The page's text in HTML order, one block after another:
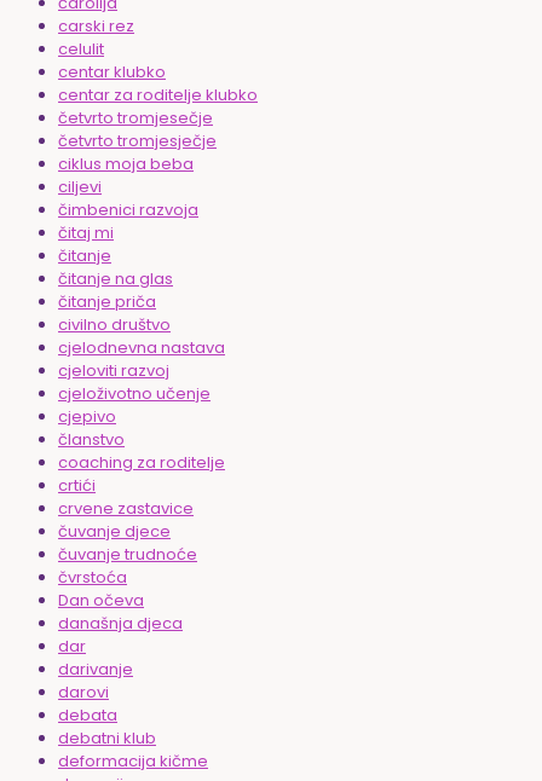
carski rez
celulit
centar klubko
centar za roditelje klubko
četvrto tromjesečje
četvrto tromjesječje
ciklus moja beba
ciljevi
čimbenici razvoja
čitaj mi
čitanje
čitanje na glas
čitanje priča
civilno društvo
cjelodnevna nastava
cjeloviti razvoj
cjeloživotno učenje
cjepivo
članstvo
coaching za roditelje
crtići
crvene zastavice
čuvanje djece
čuvanje trudnoće
čvrstoća
Dan očeva
današnja djeca
dar
darivanje
darovi
debata
debatni klub
deformacija kičme